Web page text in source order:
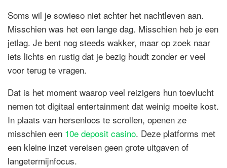
Soms wil je sowieso niet achter het nachtleven aan.
Misschien was het een lange dag. Misschien heb je een
jetlag. Je bent nog steeds wakker, maar op zoek naar
iets lichts en rustig dat je bezig houdt zonder er veel
voor terug te vragen.
Dat is het moment waarop veel reizigers hun toevlucht
nemen tot digitaal entertainment dat weinig moeite kost.
In plaats van hersenloos te scrollen, openen ze
misschien een 10e deposit casino. Deze platforms met
een kleine inzet vereisen geen grote uitgaven of
langetermijnfocus.